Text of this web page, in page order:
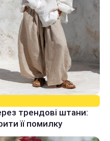
трендові штани:
її помилку